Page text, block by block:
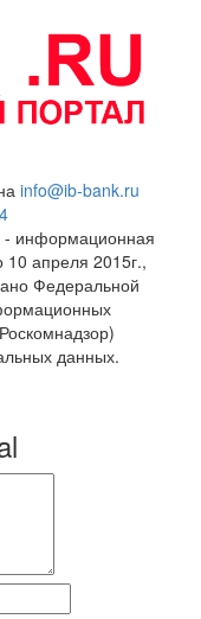
info@ib-bank.ru
- информационная
10 апреля 2015г.,
Федеральной
данных.